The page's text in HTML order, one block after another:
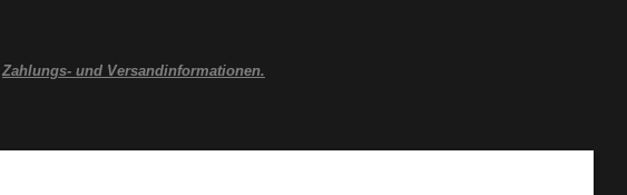
Zahlungs- und Versandinformationen.